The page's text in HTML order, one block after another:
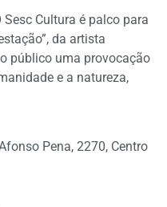
Sesc Cultura é palco para
da artista
público uma provocação
e a natureza,
Pena, 2270, Centro